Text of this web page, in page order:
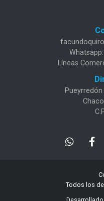
Líneas
Todos los